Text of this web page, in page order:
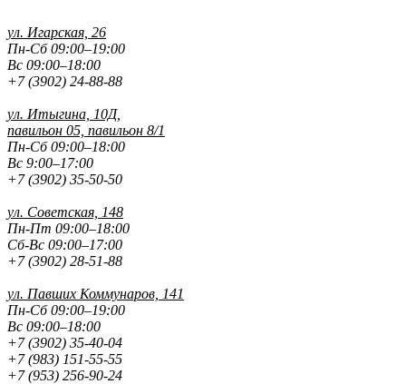
ул. Игарская, 26
Пн-Сб 09:00–19:00
Вс 09:00–18:00
+7 (3902) 24-88-88
ул. Итыгина, 10Д,
павильон 05, павильон 8/1
Пн-Сб 09:00–18:00
Вс 9:00–17:00
+7 (3902) 35-50-50
ул. Советская, 148
Пн-Пт 09:00–18:00
Сб-Вс 09:00–17:00
+7 (3902) 28-51-88
ул. Павших Коммунаров, 141
Пн-Сб 09:00–19:00
Вс 09:00–18:00
+7 (3902) 35-40-04
+7 (983) 151-55-55
+7 (953) 256-90-24